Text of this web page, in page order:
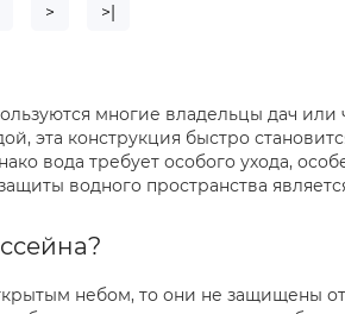
> >|
многие владельцы дач или
эта конструкция быстро
вода требует особого ухода,
водного пространства
небом, то они не защищены